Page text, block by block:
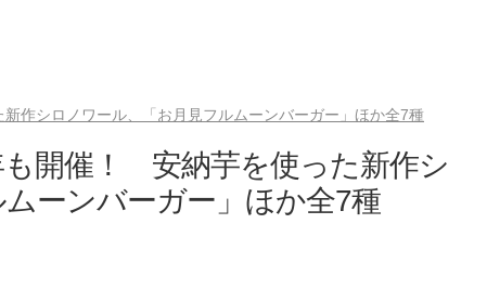
作シロノワール、「お月見フルムーンバーガー」ほか全7種
も開催！ 安納芋を使った新作シ
ーンバーガー」ほか全7種